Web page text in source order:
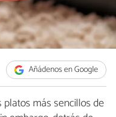
Añádenos en Google
más sencillos de